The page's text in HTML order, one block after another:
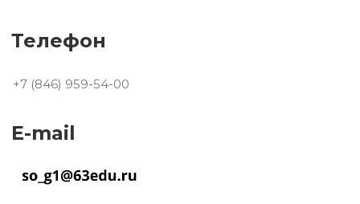
Телефон
+7 (846) 959-54-00
E-mail